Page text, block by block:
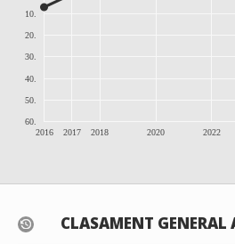
2016 2017 2018 2020 2022
10.
20.
30.
40.
50.
60.
CLASAMENT GENERAL